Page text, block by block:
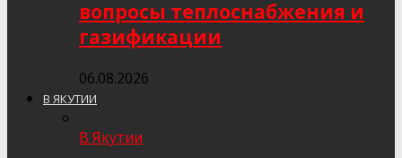
вопросы теплоснабжения и
газификации
06.08.2026
В ЯКУТИИ
В Якутии